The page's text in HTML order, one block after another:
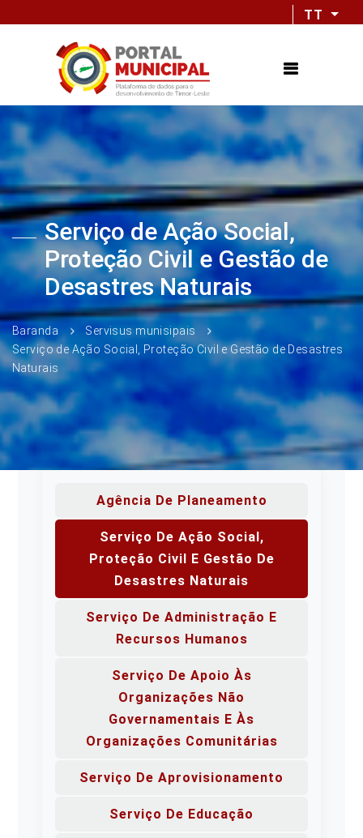
TT
Serviço de Ação Social,
Proteção Civil e Gestão de
Desastres Naturais
Baranda
Servisus munisipais
Serviço de Ação Social, Proteção Civil e Gestão de Desastres
Naturais
Agência De Planeamento
Serviço De Ação Social,
Proteção Civil E Gestão De
Desastres Naturais
Serviço De Administração E
Recursos Humanos
Serviço De Apoio Às
Organizações Não
Governamentais E Às
Organizações Comunitárias
Serviço De Aprovisionamento
Serviço De Educação